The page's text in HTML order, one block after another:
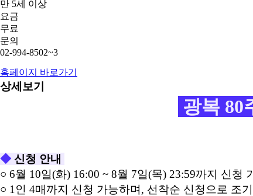
만 5세 이상
요금
무료
문의
02-994-8502~3
홈페이지 바로가기
상세보기
광복 80
◆ 신청 안내
○ 6월 10일(화) 16:00 ~ 8월 7일(목) 23:59까지 신청
○ 1인 4매까지 신청 가능하며, 선착순 신청으로 조